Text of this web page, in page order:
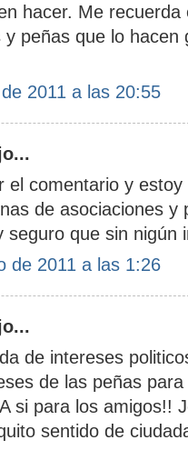
hacer. Me
y peñas que lo hacen
2011 a las 20:55
el comentario y
de asociaciones y
seguro que sin nigún
de 2011 a las 1:26
de intereses
de las peñas
si para los amigos!!
sentido de